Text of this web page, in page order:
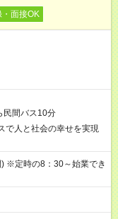
面接OK
民間バス10分
で人と社会の幸せを実現
※定時の8：30～始業でき